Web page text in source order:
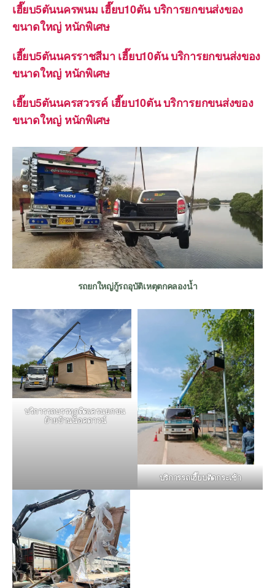
เฮี๊ยบ5ตันนครพนม เฮี๊ยบ10ตัน บริการยกขนส่งของ
ขนาดใหญ่ หนักพิเศษ
เฮี๊ยบ5ตันนครราชสีมา เฮี๊ยบ10ตัน บริการยกขนส่งของ
ขนาดใหญ่ หนักพิเศษ
เฮี๊ยบ5ตันนครสวรรค์ เฮี๊ยบ10ตัน บริการยกขนส่งของ
ขนาดใหญ่ หนักพิเศษ
รถยกใหญ่กู้รถอุบัติเหตุตกคลองน้ำ
บริการรถบรรทุกติดเครนยกขน
ย้ายบ้านน็อคดาวน์
บริการรถเฮี๊ยบติดกระเช้า